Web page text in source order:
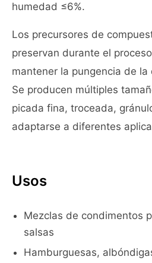
humedad ≤6%.
Los precursores de
preservan durante el
mantener la pungencia de
Se producen múltiples
picada fina, troceada,
adaptarse a diferentes
Usos
Mezclas de condimentos
salsas
Hamburguesas,